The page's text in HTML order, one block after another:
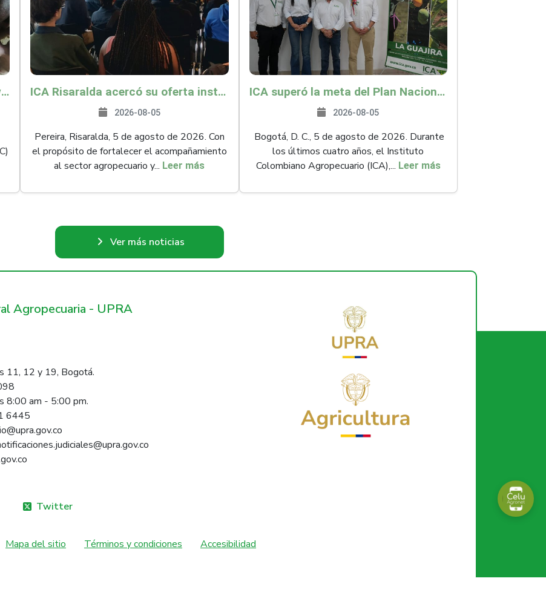
La OMSA reconoció a San Andrés y Providencia como zona libre de Peste Porcina Clásica (PPC) ICA Risaralda acercó su oferta institucional a productores y emprendedores en Expocamello
2026-08-05
Pereira, Risaralda, 5 de agosto de 2026. Con
el propósito de fortalecer el acompañamiento
al sector agropecuario y... Leer más
ICA superó la meta del Plan Nacional de Desarrollo y abrió 61 mercados internacionales
2026-08-05
Bogotá, D. C., 5 de agosto de 2026. Durante
los últimos cuatro años, el Instituto
Colombiano Agropecuario (ICA),... Leer más
Ver más noticias
Agropecuaria - UPRA
11, 12 y 19, Bogotá.
8:00 am - 5:00 pm.
6445
Twitter
Mapa del sitio Términos y condiciones Accesibilidad